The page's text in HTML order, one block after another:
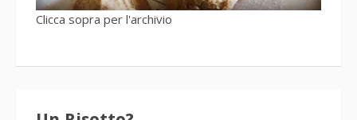
Clicca sopra per l'archivio